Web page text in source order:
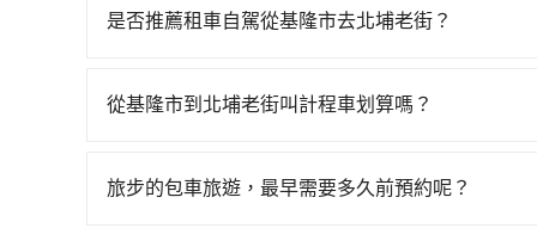
最多有61班次高鐵可搭乘。假設從基隆市中正區
40分鐘、車費700元後，抵達北埔老街 (新竹縣北
鐘在轉乘與等車上，現在還不馬上來預約tripool
是否推薦租車自駕從基隆市去北埔老街？
天就要來回，那在基隆路邊可隨租隨借的iRent應
時40元路邊停車費用預估進去，但額外的汽車保
從基隆市到北埔老街叫計程車划算嗎？
慮打電話至附近的計程車隊，如裕發交通、聯興
旅步的包車旅遊，最早需要多久前預約呢？